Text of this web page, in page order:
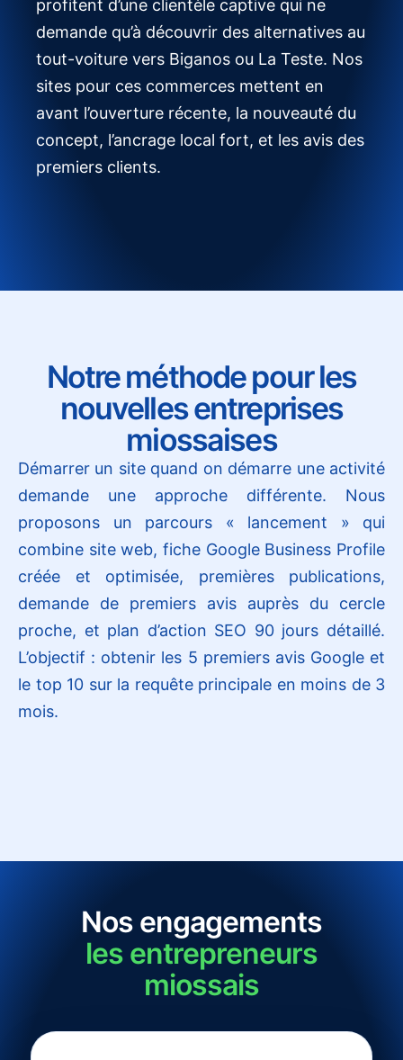
profitent d’une clientèle captive qui ne
demande qu’à découvrir des alternatives au
tout-voiture vers Biganos ou La Teste. Nos
sites pour ces commerces mettent en
avant l’ouverture récente, la nouveauté du
concept, l’ancrage local fort, et les avis des
premiers clients.
Notre méthode pour les
nouvelles entreprises
miossaises
Démarrer un site quand on démarre une activité
demande une approche différente. Nous
proposons un parcours « lancement » qui
combine site web, fiche Google Business Profile
créée et optimisée, premières publications,
demande de premiers avis auprès du cercle
proche, et plan d’action SEO 90 jours détaillé.
L’objectif : obtenir les 5 premiers avis Google et
le top 10 sur la requête principale en moins de 3
mois.
Nos engagements
les entrepreneurs
miossais